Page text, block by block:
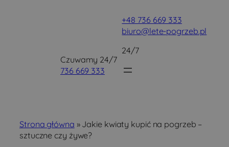
Czuwamy 24/7
736 669 333
+48 736 669 333
biuro@lete-pogrzeb.pl
24/7
Strona główna » Jakie kwiaty kupić na pogrzeb –
sztuczne czy żywe?